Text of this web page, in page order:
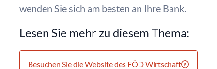
wenden Sie sich am besten an Ihre Bank.
Lesen Sie mehr zu diesem Thema:
Besuchen Sie die Website des FÖD Wirtschaft